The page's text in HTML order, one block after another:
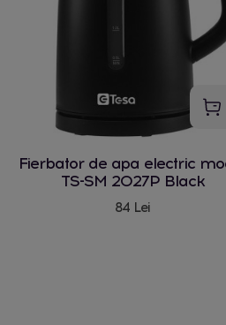
Fierbator de apa electric
TS-SM 2027P Black
84 Lei